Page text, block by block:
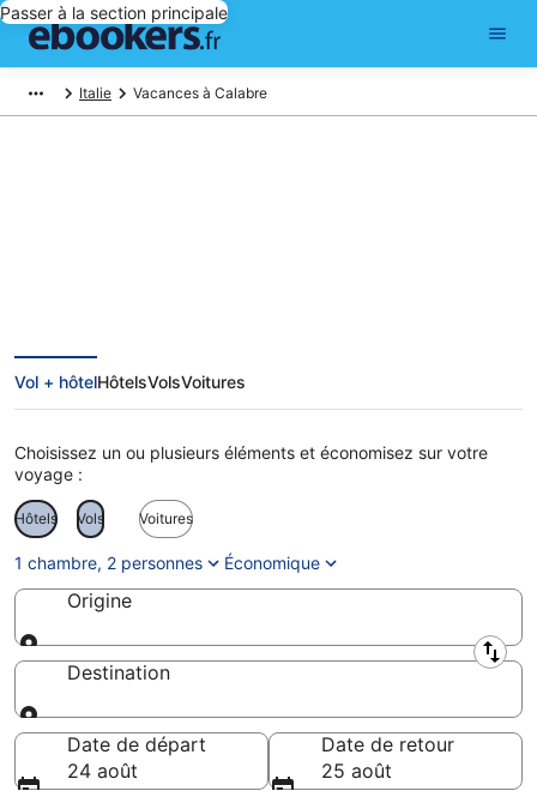
Passer à la section principale
Italie Vacances à Calabre
Vol + hôtelHôtelsVolsVoitures
Choisissez un ou plusieurs éléments et économisez sur votre
voyage :
Hôtels Vols Voitures
1 chambre, 2 personnes Économique
Origine
Origine
Destination
Destination
Date de départ
24 août
Date de retour
25 août